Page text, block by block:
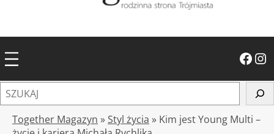
Facebook Instagram
z
Together Magazyn » Styl życia » Kim jest Young Multi –